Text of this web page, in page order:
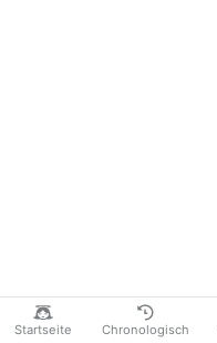
Startseite Chronologisch